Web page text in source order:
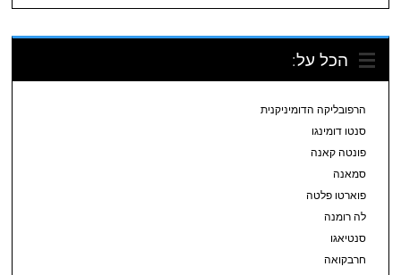
הכל על:
הרפובליקה הדומיניקנית
סנטו דומינגו
פונטה קאנה
סמאנה
פוארטו פלטה
לה רומנה
סנטיאגו
חרבקואה